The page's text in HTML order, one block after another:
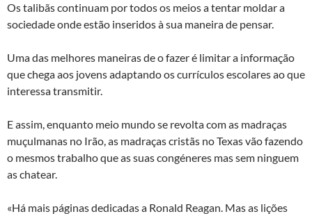
Os talibãs continuam por todos os meios a tentar moldar a
sociedade onde estão inseridos à sua maneira de pensar.
Uma das melhores maneiras de o fazer é limitar a informação
que chega aos jovens adaptando os currículos escolares ao que
interessa transmitir.
E assim, enquanto meio mundo se revolta com as madraças
muçulmanas no Irão, as madraças cristãs no Texas vão fazendo
o mesmos trabalho que as suas congéneres mas sem ninguem
as chatear.
«Há mais páginas dedicadas a Ronald Reagan. Mas as lições